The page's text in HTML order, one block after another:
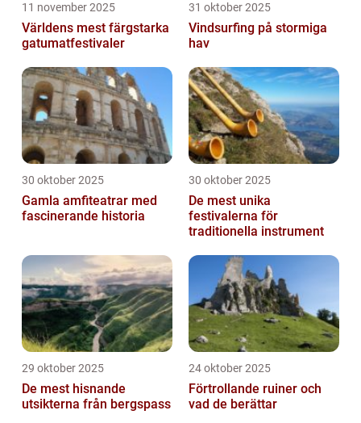
11 november 2025
Världens mest färgstarka
gatumatfestivaler
31 oktober 2025
Vindsurfing på stormiga
hav
30 oktober 2025
Gamla amfiteatrar med
fascinerande historia
30 oktober 2025
De mest unika
festivalerna för
traditionella instrument
29 oktober 2025
De mest hisnande
utsikterna från bergspass
24 oktober 2025
Förtrollande ruiner och
vad de berättar